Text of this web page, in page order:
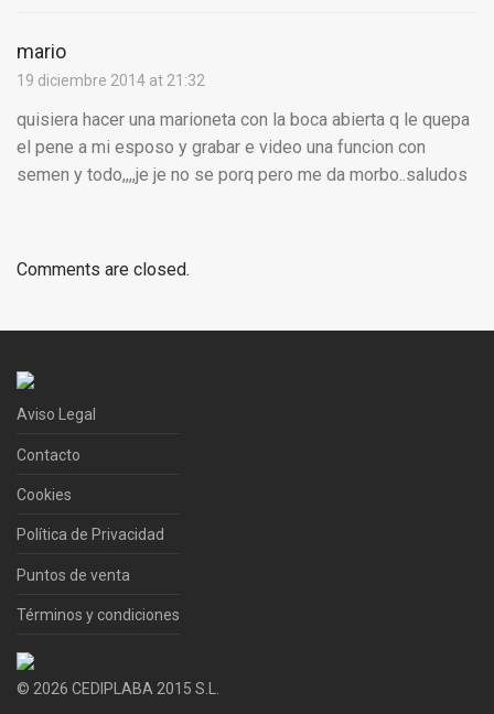
mario
19 diciembre 2014 at 21:32
quisiera hacer una marioneta con la boca abierta q le quepa
el pene a mi esposo y grabar e video una funcion con
semen y todo,,,,je je no se porq pero me da morbo..saludos
Comments are closed.
Aviso Legal
Contacto
Cookies
Política de Privacidad
Puntos de venta
Términos y condiciones
© 2026 CEDIPLABA 2015 S.L.